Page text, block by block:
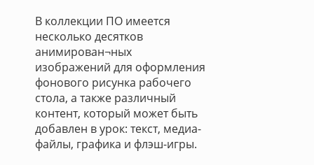
В коллекции ПО имеется
несколько десятков
анимирован¬ных
изображений для оформления
фонового рисунка рабочего
стола, а также различный
контент, который может быть
добавлен в урок: текст, медиа-
файлы, графика и флэш-игры.